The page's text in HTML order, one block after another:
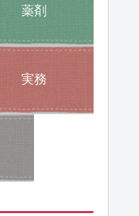
薬剤
実務